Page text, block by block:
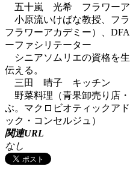
五十嵐 光希 フラワーア
小原流いけばな教授、フ
フラワーアカデミー）、
ーファシリテーター
シニアソムリエの資格を
伝える。
三田 晴子 キッチン
野菜料理（青果卸売り店
ぶ。マクロビオティックア
ック・コンセルジュ）
関連URL
なし